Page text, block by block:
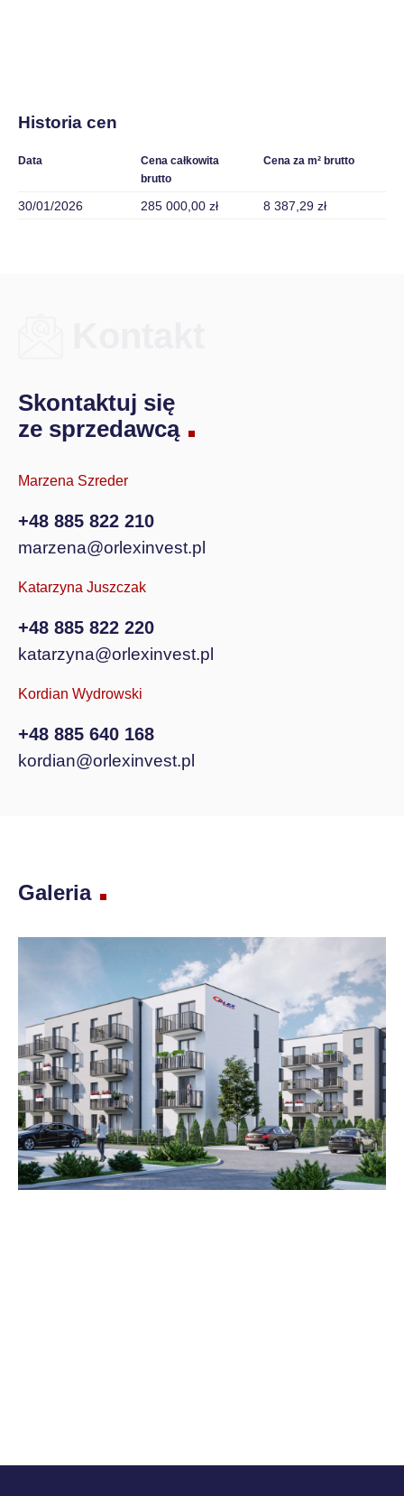
Historia cen
Data
Cena całkowita
brutto
Cena za m² brutto
30/01/2026 285 000,00 zł 8 387,29 zł
Skontaktuj się
ze sprzedawcą
Marzena Szreder
+48 885 822 210
marzena@orlexinvest.pl
Katarzyna Juszczak
+48 885 822 220
katarzyna@orlexinvest.pl
Kordian Wydrowski
+48 885 640 168
kordian@orlexinvest.pl
Galeria